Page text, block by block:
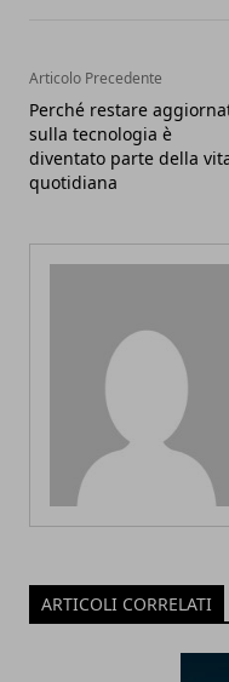
Articolo Precedente
Perché restare
sulla tecnologia è
diventato parte della
quotidiana
ARTICOLI CORRELATI